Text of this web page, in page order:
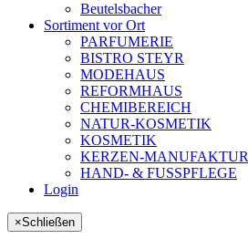
Beutelsbacher
Sortiment vor Ort
PARFUMERIE
BISTRO STEYR
MODEHAUS
REFORMHAUS
CHEMIBEREICH
NATUR-KOSMETIK
KOSMETIK
KERZEN-MANUFAKTUR
HAND- & FUSSPFLEGE
Login
×Schließen